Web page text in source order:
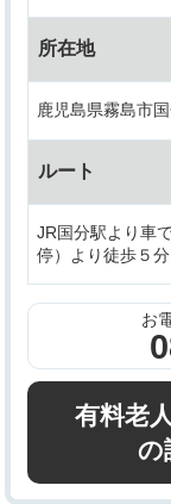
所在地
鹿児島県霧島市
ルート
JR国分駅より車
停）より徒歩５分
お
有料老
の